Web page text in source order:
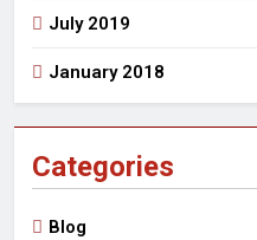
July 2019
January 2018
Categories
Blog